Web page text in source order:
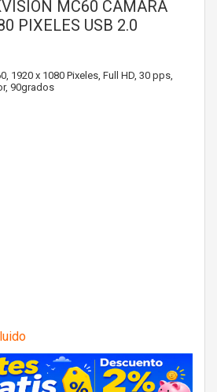
MC60 CÁMARA
PIXELES USB 2.0
1920 x 1080 Pixeles, Full HD, 30 pps,
90grados